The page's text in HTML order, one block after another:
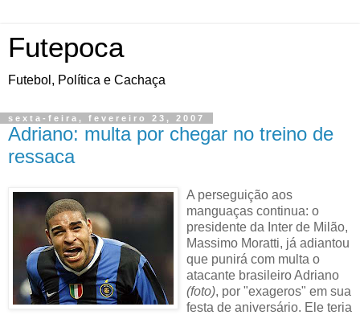
Futepoca
Futebol, Política e Cachaça
sexta-feira, fevereiro 23, 2007
Adriano: multa por chegar no treino de
ressaca
A perseguição aos
manguaças continua: o
presidente da Inter de Milão,
Massimo Moratti, já adiantou
que punirá com multa o
atacante brasileiro Adriano
(foto), por "exageros" em sua
festa de aniversário. Ele teria